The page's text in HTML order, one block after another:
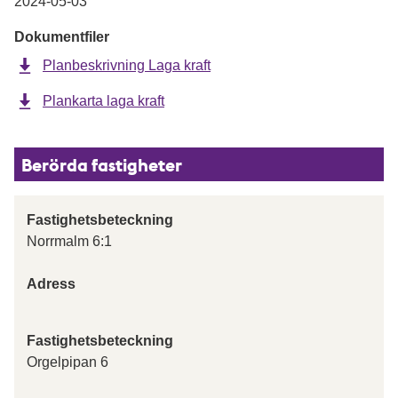
Dokumentfiler
Planbeskrivning Laga kraft
Plankarta laga kraft
Berörda fastigheter
Fastighetsbeteckning
Norrmalm 6:1
Adress
Fastighetsbeteckning
Orgelpipan 6